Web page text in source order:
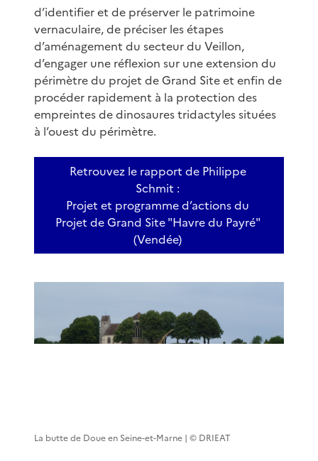
d’identifier et de préserver le patrimoine
vernaculaire, de préciser les étapes
d’aménagement du secteur du Veillon,
d’engager une réflexion sur une extension du
périmètre du projet de Grand Site et enfin de
procéder rapidement à la protection des
empreintes de dinosaures tridactyles situées
à l’ouest du périmètre.
Retrouvez le rapport de Philippe
Schmit :
Projet et programme d’actions du
Projet de Grand Site "Havre du Payré"
(Vendée)
La butte de Doue en Seine-et-Marne | © DRIEAT